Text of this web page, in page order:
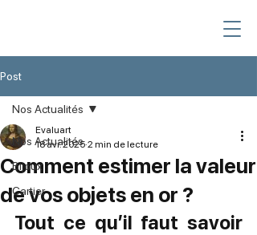
Post
Nos Actualités
Bijoux
Cartier
Nos Actualités
Comment estimer la valeur
de vos objets en or ?
Evaluart
18 avr. 2025 2 min de lecture
Tout ce qu’il faut savoir